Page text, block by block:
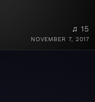
♫ 15
NOVEMBER 7, 2017